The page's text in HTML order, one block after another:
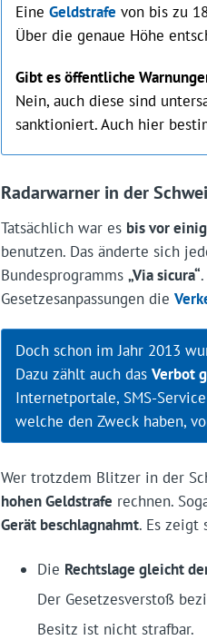
Eine Geldstrafe von bis zu
Über die genaue Höhe
Gibt es öffentliche
Nein, auch diese sind
sanktioniert. Auch hier
Radarwarner in der
Tatsächlich war es bis vor
benutzen. Das änderte sich
Bundesprogramms „Via sicura“
Gesetzesanpassungen die
Doch schon im Jahr 2013
Dazu zählt auch das Verbot
Internetportale, SMS-
welche den Zweck haben,
Wer trotzdem Blitzer in der
hohen Geldstrafe rechnen.
Gerät beschlagnahmt. Es zeigt
Die Rechtslage gleicht
Der Gesetzesverstoß
Besitz ist nicht strafbar.